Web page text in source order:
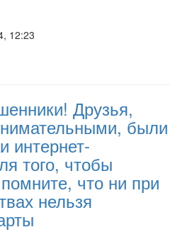
12:23
Друзья,
были
интернет-
того, чтобы
что ни при
нельзя